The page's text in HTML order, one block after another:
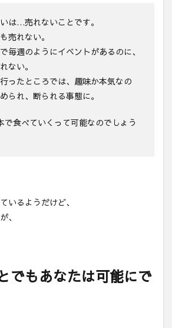
は…売れないことです。
売れない。
毎週のようにイベントがあるのに、
ない。
ったところでは、趣味か本気なの
られ、断られる事態に。
で食べていくって可能なのでしょう
いるようだけど、
、
でもあなたは可能にで